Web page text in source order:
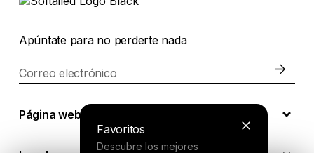
Favoritos
Descubre los mejores
Apúntate para no perderte nada
Correo electrónico
Página web